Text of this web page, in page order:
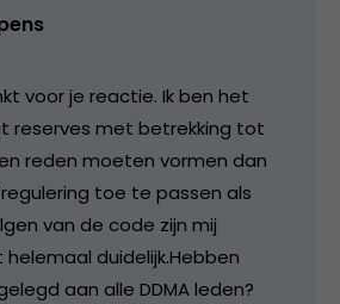
voor je reactie. Ik ben het
reserves met betrekking tot
reden moeten vormen dan
toe te passen als
van de code zijn mij
duidelijk.Hebben
aan alle DDMA leden?